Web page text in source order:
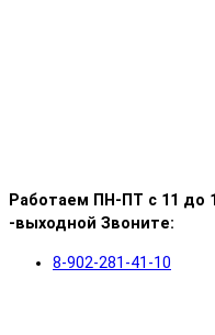
Работаем ПН-ПТ с 11 до
-выходной Звоните:
8-902-281-41-10